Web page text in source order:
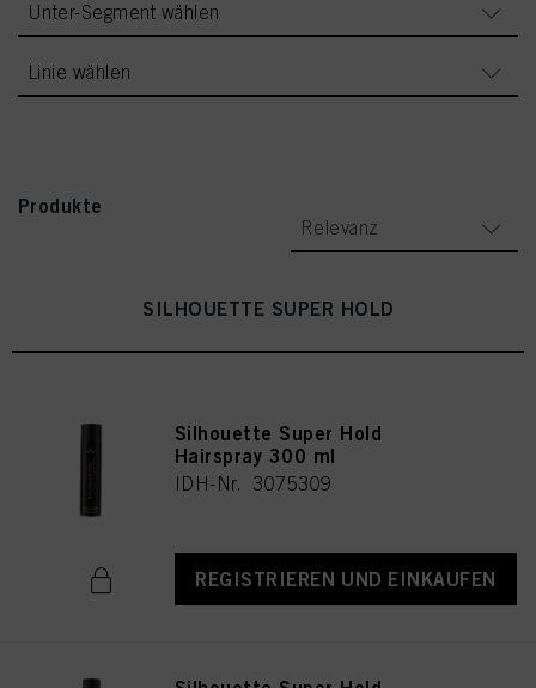
Unter-Segment wählen
Linie wählen
Produkte
Relevanz
SILHOUETTE SUPER HOLD
Silhouette Super Hold
Hairspray 300 ml
IDH-Nr. 3075309
REGISTRIEREN UND EINKAUFEN